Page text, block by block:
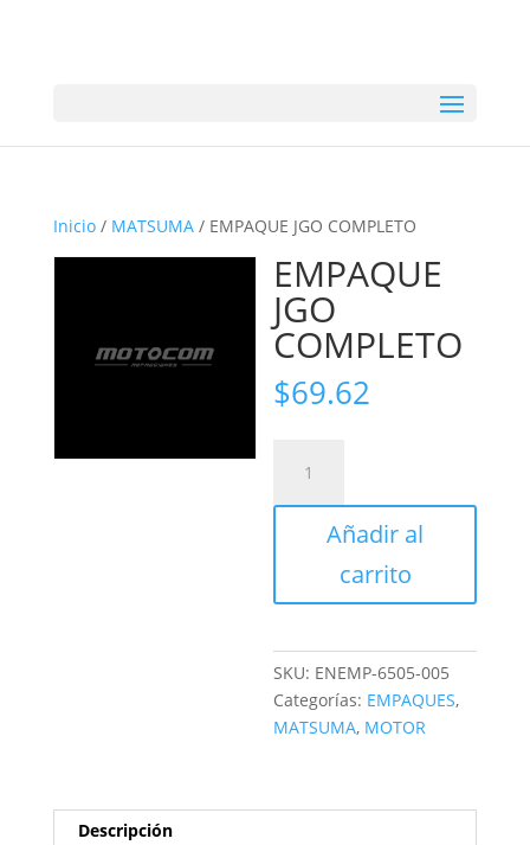
Inicio/ MATSUMA/ EMPAQUE JGO COMPLETO
EMPAQUE
JGO
COMPLETO
$69.62
COMPLETO
cantidadAñadir al
carrito
SKU: ENEMP-6505-005
Categorías: EMPAQUES,
MATSUMA, MOTOR
Descripción